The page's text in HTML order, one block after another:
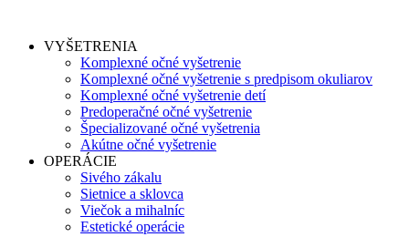
VYŠETRENIA
Komplexné očné vyšetrenie
Komplexné očné vyšetrenie s predpisom okuliarov
Komplexné očné vyšetrenie detí
Predoperačné očné vyšetrenie
Špecializované očné vyšetrenia
Akútne očné vyšetrenie
OPERÁCIE
Sivého zákalu
Sietnice a sklovca
Viečok a mihalníc
Estetické operácie